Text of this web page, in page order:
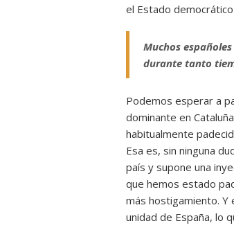
el Estado
Muchos
durante tanto
Podemos esperar a
dominante en
habitualmente
Esa es, sin ninguna
país y supone una
que hemos estado
más hostigamiento. Y
unidad de España, lo